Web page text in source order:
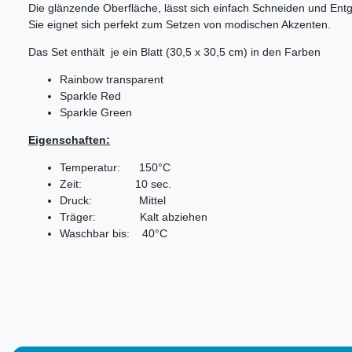
Die glänzende Oberfläche, lässt sich einfach Schneiden und
Sie eignet sich perfekt zum Setzen von modischen Akzenten.
Das Set enthält je ein Blatt (30,5 x 30,5 cm) in den Farben
Rainbow transparent
Sparkle Red
Sparkle Green
Eigenschaften:
Temperatur: 150°C
Zeit: 10 sec.
Druck: Mittel
Träger: Kalt abziehen
Waschbar bis: 40°C